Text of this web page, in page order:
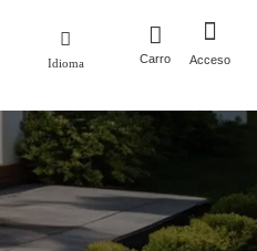
Idioma Carro Acceso